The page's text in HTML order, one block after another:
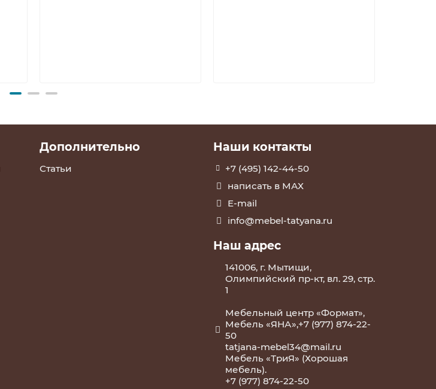
Дополнительно
Статьи
Наши контакты
+7 (495) 142-44-50
написать в МАХ
E-mail
info@mebel-tatyana.ru
Наш адрес
141006, г. Мытищи,
Олимпийский пр-кт, вл. 29, стр.
1
Мебельный центр «Формат»,
Мебель «ЯНА»,+7 (977) 874-22-
50
tatjana-mebel34@mail.ru
Мебель «ТриЯ» (Хорошая
мебель).
+7 (977) 874-22-50